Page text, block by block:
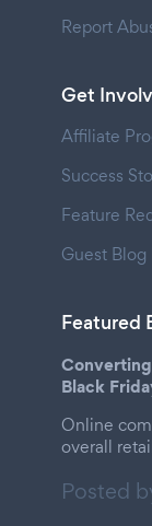
Report
Get
Affiliate
Success
Feature
Guest Blog
Featured
Black
Online
overall
Posted